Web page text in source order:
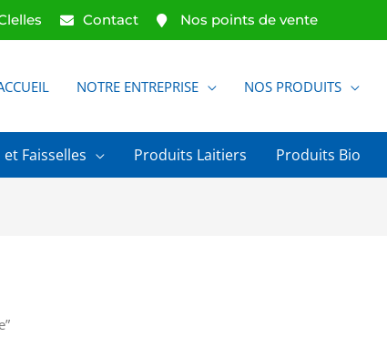
Contact Nos points de vente
NOTRE ENTREPRISE NOS PRODUITS
Faisselles Produits Laitiers Produits Bio